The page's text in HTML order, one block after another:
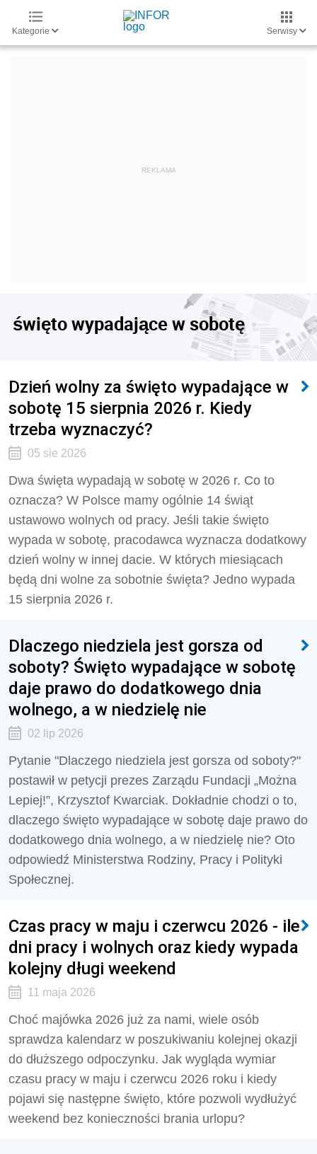
Kategorie Serwisy
święto wypadające w sobotę
Dzień wolny za święto wypadające w
sobotę 15 sierpnia 2026 r. Kiedy
trzeba wyznaczyć?
05 sie 2026
Dwa święta wypadają w sobotę w 2026 r. Co to
oznacza? W Polsce mamy ogólnie 14 świąt
ustawowo wolnych od pracy. Jeśli takie święto
wypada w sobotę, pracodawca wyznacza dodatkowy
dzień wolny w innej dacie. W których miesiącach
będą dni wolne za sobotnie święta? Jedno wypada
15 sierpnia 2026 r.
Dlaczego niedziela jest gorsza od
soboty? Święto wypadające w sobotę
daje prawo do dodatkowego dnia
wolnego, a w niedzielę nie
02 lip 2026
Pytanie "Dlaczego niedziela jest gorsza od soboty?"
postawił w petycji prezes Zarządu Fundacji „Można
Lepiej!”, Krzysztof Kwarciak. Dokładnie chodzi o to,
dlaczego święto wypadające w sobotę daje prawo do
dodatkowego dnia wolnego, a w niedzielę nie? Oto
odpowiedź Ministerstwa Rodziny, Pracy i Polityki
Społecznej.
Czas pracy w maju i czerwcu 2026 - ile
dni pracy i wolnych oraz kiedy wypada
kolejny długi weekend
11 maja 2026
Choć majówka 2026 już za nami, wiele osób
sprawdza kalendarz w poszukiwaniu kolejnej okazji
do dłuższego odpoczynku. Jak wygląda wymiar
czasu pracy w maju i czerwcu 2026 roku i kiedy
pojawi się następne święto, które pozwoli wydłużyć
weekend bez konieczności brania urlopu?